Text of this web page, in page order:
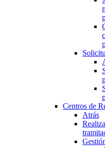
Centros de
Atrás